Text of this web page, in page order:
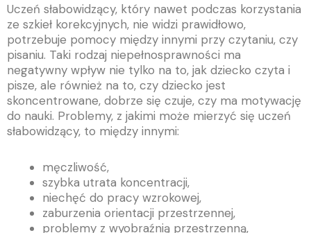
Uczeń słabowidzący, który nawet podczas korzystania
ze szkieł korekcyjnych, nie widzi prawidłowo,
potrzebuje pomocy między innymi przy czytaniu, czy
pisaniu. Taki rodzaj niepełnosprawności ma
negatywny wpływ nie tylko na to, jak dziecko czyta i
pisze, ale również na to, czy dziecko jest
skoncentrowane, dobrze się czuje, czy ma motywację
do nauki. Problemy, z jakimi może mierzyć się uczeń
słabowidzący, to między innymi:
męczliwość,
szybka utrata koncentracji,
niechęć do pracy wzrokowej,
zaburzenia orientacji przestrzennej,
problemy z wyobraźnią przestrzenną,